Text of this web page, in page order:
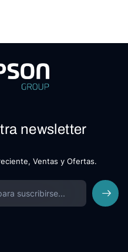
newsletter
Ventas y Ofertas.